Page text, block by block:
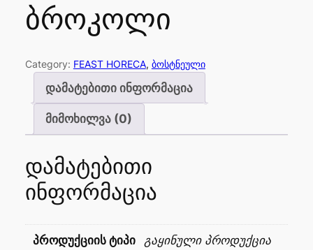
ბროკოლი
Category: FEAST HORECA, ბოსტნეული
დამატებითი ინფორმაცია
მიმოხილვა (0)
დამატებითი
ინფორმაცია
პროდუქციის ტიპი გაყინული პროდუქცია